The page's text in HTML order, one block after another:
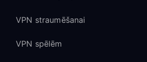
VPN straumēšanai
VPN spēlēm